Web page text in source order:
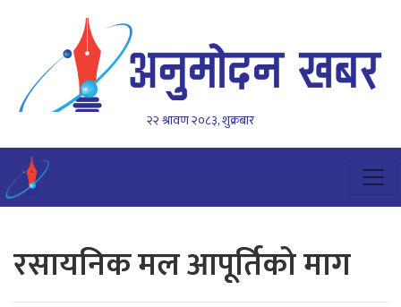
२२ श्रावण २०८३, शुक्रबार
रसायनिक मल आपूर्तिको माग